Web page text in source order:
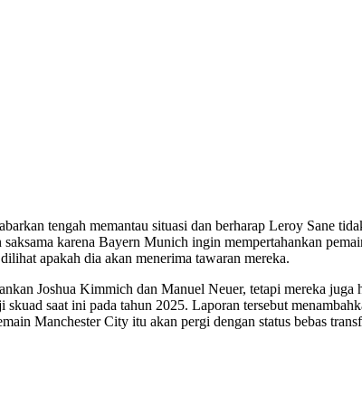
tengah memantau situasi dan berharap Leroy Sane
karena Bayern Munich ingin mempertahankan
apakah dia akan menerima tawaran mereka.
Joshua Kimmich dan Manuel Neuer, tetapi mereka
saat ini pada tahun 2025. Laporan tersebut
Manchester City itu akan pergi dengan status bebas